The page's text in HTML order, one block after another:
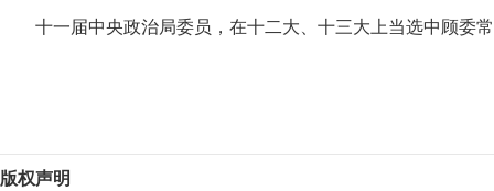
十一届中央政治局委员，在十二大、十三大上当选中顾委
版权声明